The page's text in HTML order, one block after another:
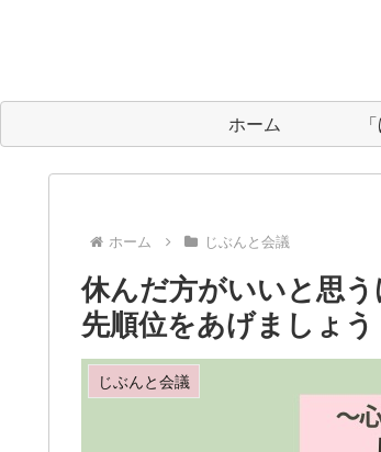
ホーム
ホーム じぶんと会議
休んだ方がいいと思
先順位をあげましょ
じぶんと会議